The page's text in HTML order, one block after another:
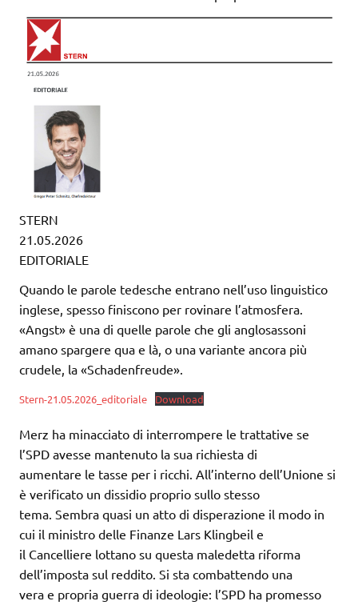
STERN
21.05.2026
EDITORIALE
Quando le parole tedesche entrano nell’uso linguistico
inglese, spesso finiscono per rovinare l’atmosfera.
«Angst» è una di quelle parole che gli anglosassoni
amano spargere qua e là, o una variante ancora più
crudele, la «Schadenfreude».
Stern-21.05.2026_editoriale Download
Merz ha minacciato di interrompere le trattative se
l’SPD avesse mantenuto la sua richiesta di
aumentare le tasse per i ricchi. All’interno dell’Unione si
è verificato un dissidio proprio sullo stesso
tema. Sembra quasi un atto di disperazione il modo in
cui il ministro delle Finanze Lars Klingbeil e
il Cancelliere lottano su questa maledetta riforma
dell’imposta sul reddito. Si sta combattendo una
vera e propria guerra di ideologie: l’SPD ha promesso